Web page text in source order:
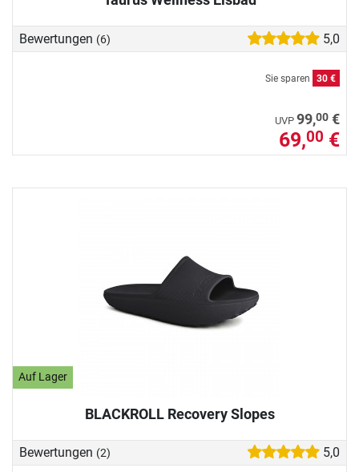
Bewertungen (6) 5,0
Sie sparen 30 €
UVP 99,00 €
69,00 €
Auf Lager
BLACKROLL Recovery Slopes
Bewertungen (2) 5,0